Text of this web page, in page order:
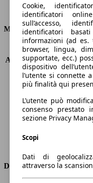
Consumi
Motore e Prestazioni
KW (PS)
Accelerazione (0-100 km/
Velocità massima (km/h)
Numero di marce
Cilindrata
Carburante
Trasmissione
Dimensioni
Cookie,
identificatori
sull’accesso,
identificatori
informazioni (ad
browser, lingua,
supportate, ecc.)
dispositivo
l’utente si connette
più finalità qui
L’utente può
consenso prestato
sezione Privacy
Scopi
Dati di
attraverso la